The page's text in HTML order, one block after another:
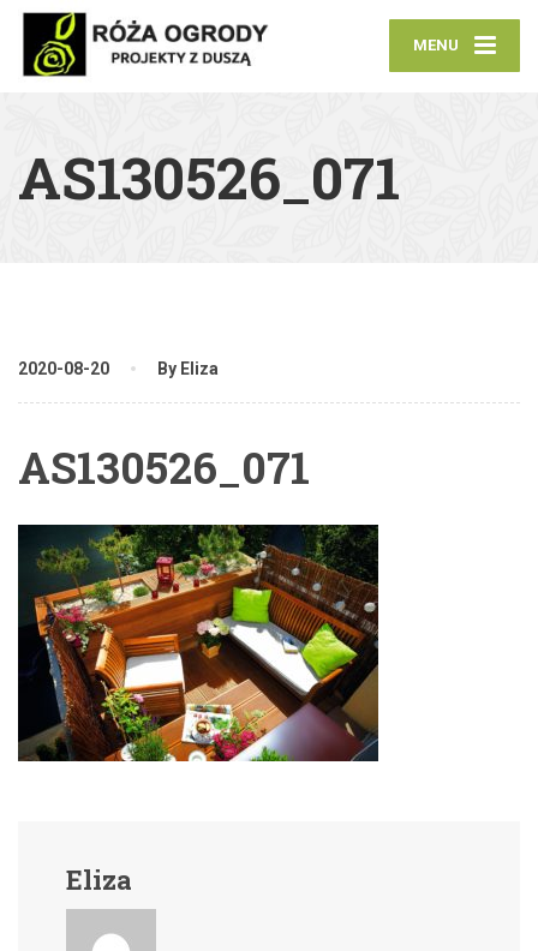
MENU
AS130526_071
2020-08-20 By Eliza
AS130526_071
Eliza